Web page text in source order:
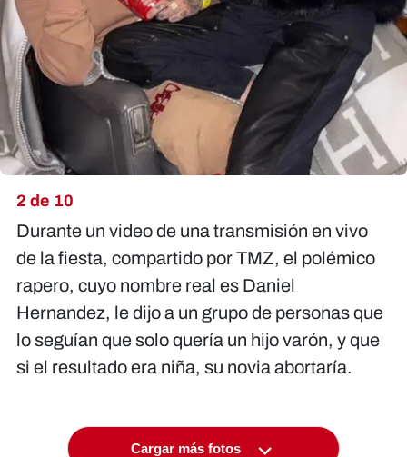
2 de 10
Durante un video de una transmisión en vivo
de la fiesta, compartido por TMZ, el polémico
rapero, cuyo nombre real es Daniel
Hernandez, le dijo a un grupo de personas que
lo seguían que solo quería un hijo varón, y que
si el resultado era niña, su novia abortaría.
Cargar más fotos